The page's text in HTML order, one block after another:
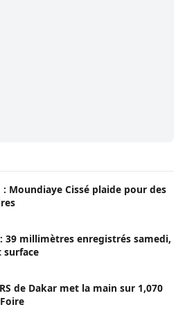
: Moundiaye Cissé plaide pour des
39 millimètres enregistrés samedi,
surface
de Dakar met la main sur 1,070